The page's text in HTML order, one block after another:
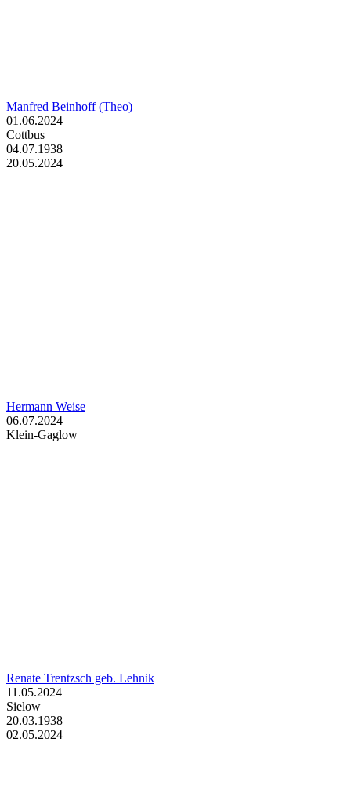
Manfred Beinhoff (Theo)
01.06.2024
Cottbus
04.07.1938
20.05.2024
Hermann Weise
06.07.2024
Klein-Gaglow
Renate Trentzsch geb. Lehnik
11.05.2024
Sielow
20.03.1938
02.05.2024